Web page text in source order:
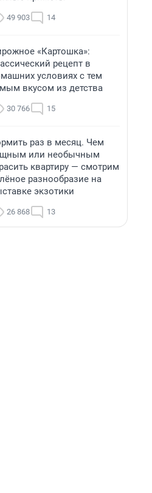
49 903 14
«Картошка»:
рецепт в
условиях с тем
вкусом из детства
30 766 15
раз в месяц. Чем
или необычным
квартиру — смотрим
разнообразие на
экзотики
26 868 13